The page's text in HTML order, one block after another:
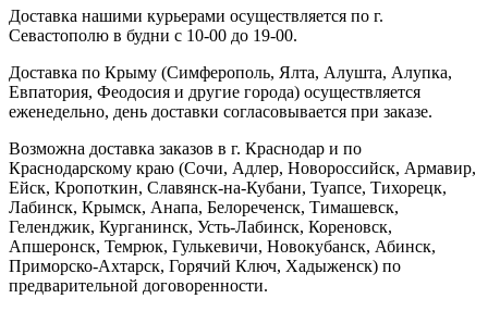
Доставка нашими курьерами осуществляется по г.
Севастополю в будни с 10-00 до 19-00.
Доставка по Крыму (Симферополь, Ялта, Алушта, Алупка,
Евпатория, Феодосия и другие города) осуществляется
еженедельно, день доставки согласовывается при заказе.
Возможна доставка заказов в г. Краснодар и по
Краснодарскому краю (Сочи, Адлер, Новороссийск, Армавир,
Ейск, Кропоткин, Славянск-на-Кубани, Туапсе, Тихорецк,
Лабинск, Крымск, Анапа, Белореченск, Тимашевск,
Геленджик, Курганинск, Усть-Лабинск, Кореновск,
Апшеронск, Темрюк, Гулькевичи, Новокубанск, Абинск,
Приморско-Ахтарск, Горячий Ключ, Хадыженск) по
предварительной договоренности.